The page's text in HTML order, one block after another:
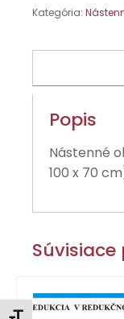
Kategória:
Popis
Nástenné
100 x 70